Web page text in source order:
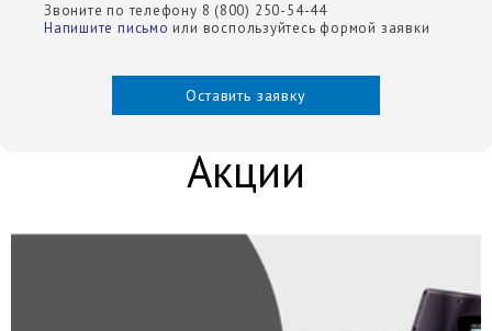
Звоните по телефону 8 (800) 250-54-44
Напишите письмо или воспользуйтесь формой заявки
Оставить заявку
Акции